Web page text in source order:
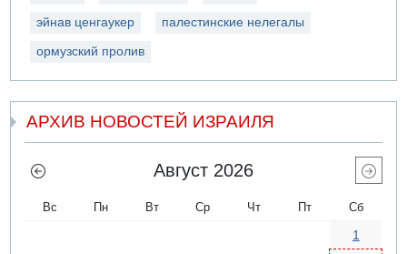
эйнав ценгаукер палестинские нелегалы
ормузский пролив
АРХИВ НОВОСТЕЙ ИЗРАИЛЯ
Август 2026
Вс Пн Вт Ср Чт Пт Сб
1